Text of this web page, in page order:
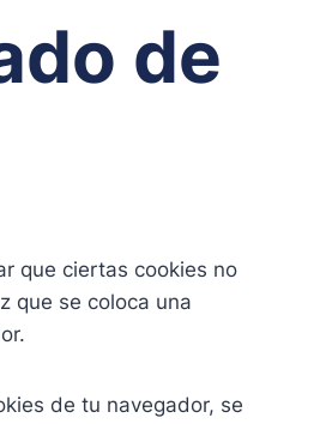
de
que ciertas cookies no
que se coloca una
de tu navegador, se